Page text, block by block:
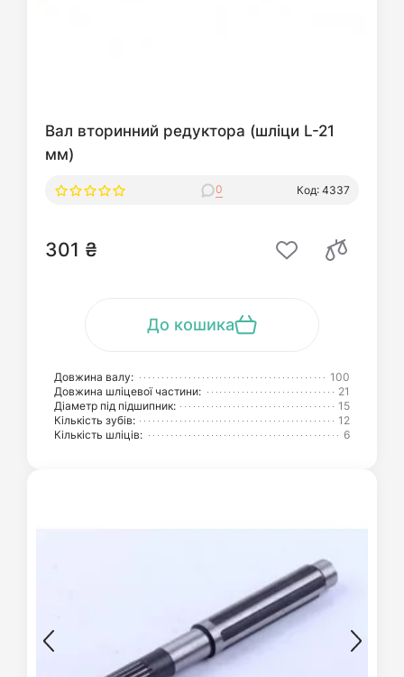
Вал вторинний редуктора (шліци L-21
мм)
0 Код: 4337
301 ₴
До кошика
Довжина валу:
100
Довжина шліцевої частини:
21
Діаметр під підшипник:
15
Кількість зубів:
12
Кількість шліців:
6